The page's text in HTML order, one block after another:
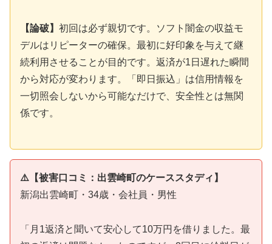
【論破】 初回は必ず親切です。ソフト闇金の収益モ
デルはリピーターの確保。最初に好印象を与えて継
続利用させることが目的です。返済が1日遅れた瞬間
から対応が変わります。「即日振込」は信用情報を
一切照会しないから可能なだけで、安全性とは無関
係です。
⚠️【被害口コミ：出雲崎町のケーススタディ】
新潟出雲崎町・34歳・会社員・男性
「月1返済と聞いて安心して10万円を借りました。最